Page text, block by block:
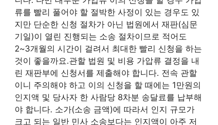
류를 빨리 풀어야 할 절박한 사정이 있는 경우도 있
지만 단순한 신청 절차가 아닌 법원에서 재판(심문
기일)이 열린 진행되는 소송 절차이므로 적어도
2~3개월의 시간이 걸려서 최대한 빨리 신청을 하는
것이 좋을까요.관할 법원 및 비용 가압류 결정을 내
린 재판부에 신청서를 제출해야 합니다. 전속 관할
이니 주의해야 하고 이의 신청을 할 때에는 1만원의
인지액 및 당사자 한 사람당 8차분 송달료를 납부해
야 합니다. 소가(소송 금액)에 따라서 인지 규모가
크고 되는 일반 민사 소송보다는 인지액이 아주 저